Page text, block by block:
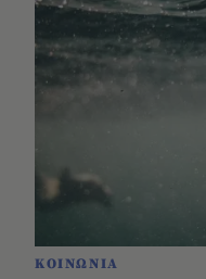
ΚΟΙΝΩΝΙΑ